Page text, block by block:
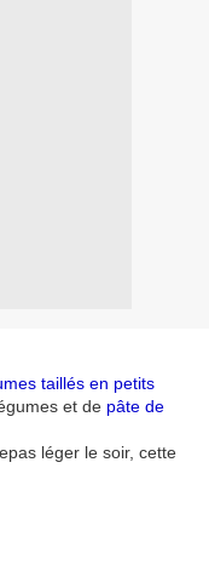
taillés en petits
et de pâte de
léger le soir, cette